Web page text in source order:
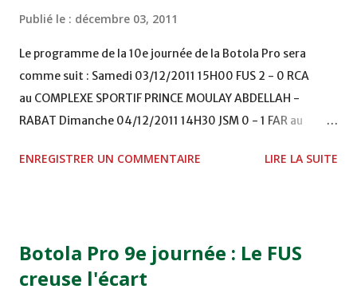
Publié le : décembre 03, 2011
Le programme de la 10e journée de la Botola Pro sera
comme suit : Samedi 03/12/2011 15H00 FUS 2 - 0 RCA
au COMPLEXE SPORTIF PRINCE MOULAY ABDELLAH -
RABAT Dimanche 04/12/2011 14H30 JSM 0 - 1 FAR au
TERRAIN EL ABDI - EL JADIDA 16h30 OCK 0 - 1 HUSA
Mardi 06/12/2011 15H00 WAF - OCS au COMPLEXE SPORTIF
DE FES - FES WAC - MAS Reporté pour cause de finale de la
ENREGISTRER UN COMMENTAIRE LIRE LA SUITE
Botola Pro 9e journée : Le FUS
creuse l'écart